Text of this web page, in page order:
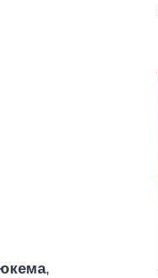
,